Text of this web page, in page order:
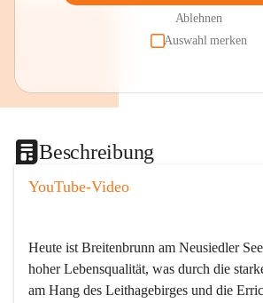
Ablehnen
Auswahl merken
Beschreibung
YouTube-Video
Heute ist Breitenbrunn am Neusiedler
hoher Lebensqualität, was durch die
am Hang des Leithagebirges und die